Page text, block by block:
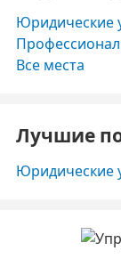
Юридические
Все места
Лучшие
Юридические